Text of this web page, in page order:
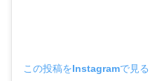
この投稿をInstagramで見る